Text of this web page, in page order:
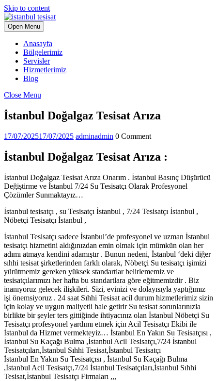
Skip to content
Open Menu
Anasayfa
Bölgelerimiz
Servisler
Hizmetlerimiz
Blog
Close Menu
İstanbul Doğalgaz Tesisat Arıza
17/07/202517/07/2025 adminadmin 0 Comment
İstanbul Doğalgaz Tesisat Arıza :
İstanbul Doğalgaz Tesisat Arıza Onarım . İstanbul Basınç Düşürücü
Değiştirme ve İstanbul 7/24 Su Tesisatçı Olarak Profesyonel
Çözümler Sunmaktayız…
İstanbul tesisatçı , su Tesisatçı İstanbul , 7/24 Tesisatçı İstanbul ,
Nöbetçi Tesisatçı İstanbul ,
İstanbul Tesisatçı sadece İstanbul’de profesyonel ve uzman İstanbul
tesisatçı hizmetini aldığınızdan emin olmak için mümkün olan her
adımı atmaya kendini adamıştır . Bunun nedeni, İstanbul ‘deki diğer
sıhhi tesisat şirketlerinden farklı olarak, Nöbetçi Su tesisatçı işimizi
yürütmemiz gereken yüksek standartlar belirlememiz ve
tesisatçılarımızı her hafta bu standartlara göre eğitmemizdir . Biz
inanıyoruz gelecek ilişkileri. Sizi, evinizi ve dolayısıyla yaptığımız
işi önemsiyoruz . 24 saat Sıhhi Tesisat acil durum hizmetlerimiz sizin
için kolay ve uygun maliyetli hale getirir Su tesisat sorunlarınızla
birlikte bir şeyler ters gittiğinde ihtiyacınız olan İstanbul Nöbetçi Su
Tesisatçı profesyonel yardımı etmek için Acil Tesisatçı Ekibi ile
İstanbul da Hizmet vermekteyiz… İstanbul En Yakın Su Tesisatçısı ,
İstanbul Su Kaçağı Bulma ,İstanbul Acil Tesisatçı,7/24 İstanbul
Tesisatçıları,İstanbul Sıhhi Tesisat,İstanbul Tesisatçı
İstanbul En Yakın Su Tesisatçısı , İstanbul Su Kaçağı Bulma
,İstanbul Acil Tesisatçı,7/24 İstanbul Tesisatçıları,İstanbul Sıhhi
Tesisat,İstanbul Tesisatçı Firmaları ,,,